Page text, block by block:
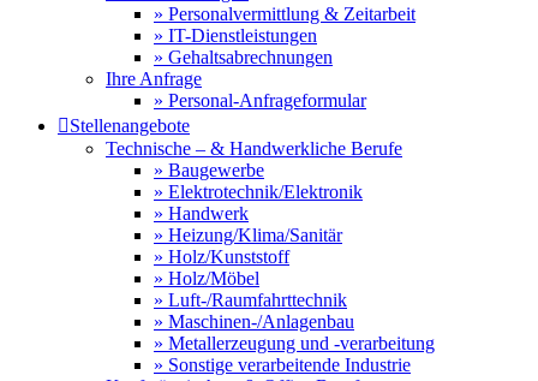
» Personalvermittlung & Zeitarbeit
» IT-Dienstleistungen
» Gehaltsabrechnungen
Ihre Anfrage
» Personal-Anfrageformular
Stellenangebote
Technische – & Handwerkliche Berufe
» Baugewerbe
» Elektrotechnik/Elektronik
» Handwerk
» Heizung/Klima/Sanitär
» Holz/Kunststoff
» Holz/Möbel
» Luft-/Raumfahrttechnik
» Maschinen-/Anlagenbau
» Metallerzeugung und -verarbeitung
» Sonstige verarbeitende Industrie